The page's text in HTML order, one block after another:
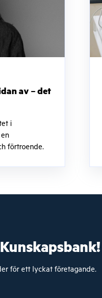
av – det
i
förtroende.
för ett lyckat företagande.